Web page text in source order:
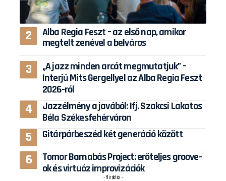
Alba Regia Feszt – az első nap, amikor
megtelt zenével a belváros
„A jazz minden arcát megmutatjuk” –
Interjú Mits Gergellyel az Alba Regia Feszt
2026-ról
Jazzélmény a javából: Ifj. Szakcsi Lakatos
Béla Székesfehérváron
Gitárpárbeszéd két generáció között
Tomor Barnabás Project: erőteljes groove-
ok és virtuóz improvizációk
- Hirdetés -